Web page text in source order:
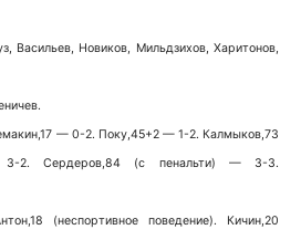
Васильев, Новиков, Мильдзихов, Харитонов,
— 0-2. Поку,45+2 — 1-2. Калмыков,73
2. Сердеров,84 (с пенальти) — 3-3.
(неспортивное поведение). Кичин,20